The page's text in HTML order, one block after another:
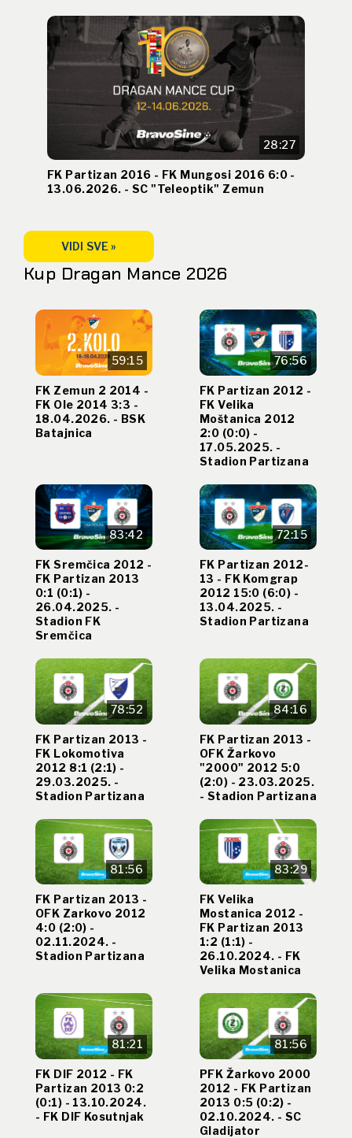
28:27
FK Partizan 2016 - FK Mungosi 2016 6:0 -
13.06.2026. - SC "Teleoptik" Zemun
VIDI SVE »
Kup Dragan Mance 2026
59:15
FK Zemun 2 2014 -
FK Ole 2014 3:3 -
18.04.2026. - BSK
Batajnica
76:56
FK Partizan 2012 -
FK Velika
Moštanica 2012
2:0 (0:0) -
17.05.2025. -
Stadion Partizana
83:42
FK Sremčica 2012 -
FK Partizan 2013
0:1 (0:1) -
26.04.2025. -
Stadion FK
Sremčica
72:15
FK Partizan 2012-
13 - FK Komgrap
2012 15:0 (6:0) -
13.04.2025. -
Stadion Partizana
78:52
FK Partizan 2013 -
FK Lokomotiva
2012 8:1 (2:1) -
29.03.2025. -
Stadion Partizana
84:16
FK Partizan 2013 -
OFK Žarkovo
"2000" 2012 5:0
(2:0) - 23.03.2025.
- Stadion Partizana
81:56
FK Partizan 2013 -
OFK Zarkovo 2012
4:0 (2:0) -
02.11.2024. -
Stadion Partizana
83:29
FK Velika
Mostanica 2012 -
FK Partizan 2013
1:2 (1:1) -
26.10.2024. - FK
Velika Mostanica
81:21
FK DIF 2012 - FK
Partizan 2013 0:2
(0:1) - 13.10.2024.
- FK DIF Kosutnjak
81:56
PFK Žarkovo 2000
2012 - FK Partizan
2013 0:5 (0:2) -
02.10.2024. - SC
Gladijator